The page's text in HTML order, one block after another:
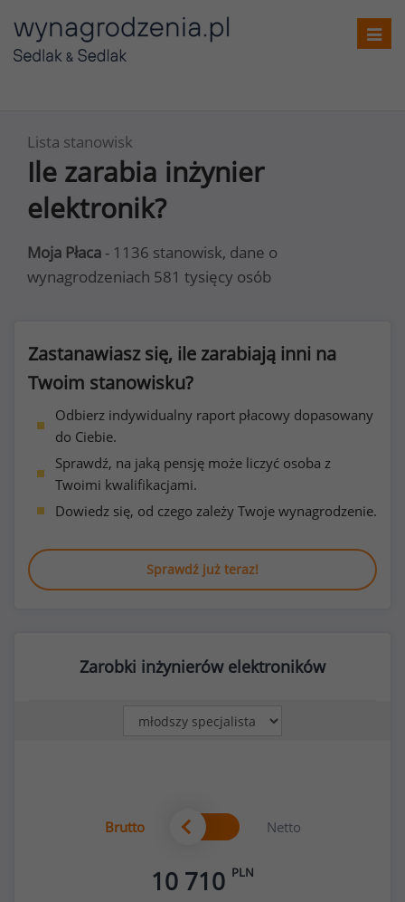
Lista stanowisk
Ile zarabia inżynier
elektronik?
Moja Płaca - 1136 stanowisk, dane o
wynagrodzeniach 581 tysięcy osób
Zastanawiasz się, ile zarabiają inni na
Twoim stanowisku?
Odbierz indywidualny raport płacowy dopasowany
do Ciebie.
Sprawdź, na jaką pensję może liczyć osoba z
Twoimi kwalifikacjami.
Dowiedz się, od czego zależy Twoje wynagrodzenie.
Sprawdź już teraz!
Zarobki inżynierów elektroników
Brutto Netto
10 710 PLN